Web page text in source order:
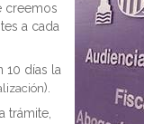
creemos
a cada
10 días la
).
trámite,